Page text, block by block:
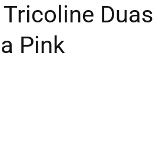
Duas
Pink